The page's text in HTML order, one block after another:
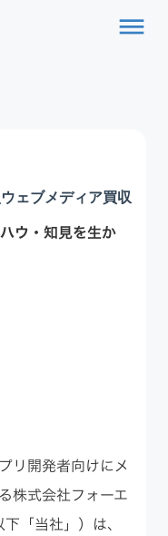
dehaze
ェブメディア買収
ウ・知見を生か
リ開発者向けにメ
株式会社フォーエ
「当社」）は、